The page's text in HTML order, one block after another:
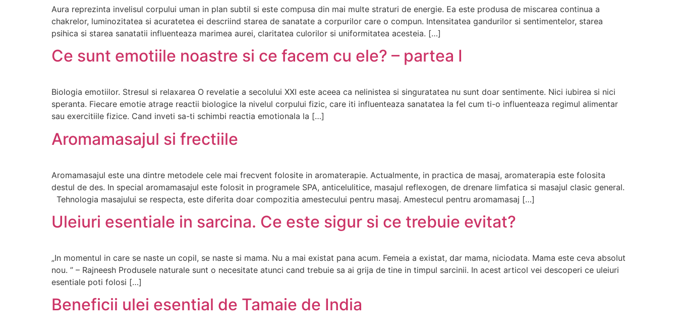
Aura reprezinta invelisul corpului uman in plan subtil si este compusa din mai multe straturi de energie. Ea este produsa de miscarea continua a
chakrelor, luminozitatea si acuratetea ei descriind starea de sanatate a corpurilor care o compun. Intensitatea gandurilor si sentimentelor, starea
psihica si starea sanatatii influenteaza marimea aurei, claritatea culorilor si uniformitatea acesteia. […]
Ce sunt emotiile noastre si ce facem cu ele? – partea I
Biologia emotiilor. Stresul si relaxarea O revelatie a secolului XXI este aceea ca nelinistea si singuratatea nu sunt doar sentimente. Nici iubirea si nici
speranta. Fiecare emotie atrage reactii biologice la nivelul corpului fizic, care iti influenteaza sanatatea la fel cum ti-o influenteaza regimul alimentar
sau exercitiile fizice. Cand inveti sa-ti schimbi reactia emotionala la […]
Aromamasajul si frectiile
Aromamasajul este una dintre metodele cele mai frecvent folosite in aromaterapie. Actualmente, in practica de masaj, aromaterapia este folosita
destul de des. In special aromamasajul este folosit in programele SPA, anticelulitice, masajul reflexogen, de drenare limfatica si masajul clasic general.
Tehnologia masajului se respecta, este diferita doar compozitia amestecului pentru masaj. Amestecul pentru aromamasaj […]
Uleiuri esentiale in sarcina. Ce este sigur si ce trebuie evitat?
„In momentul in care se naste un copil, se naste si mama. Nu a mai existat pana acum. Femeia a existat, dar mama, niciodata. Mama este ceva absolut
nou. ” – Rajneesh Produsele naturale sunt o necesitate atunci cand trebuie sa ai grija de tine in timpul sarcinii. In acest articol vei descoperi ce uleiuri
esentiale poti folosi […]
Beneficii ulei esential de Tamaie de India